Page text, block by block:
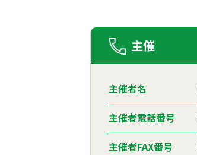
主催
主催者名
主催者電話番号
主催者FAX番号